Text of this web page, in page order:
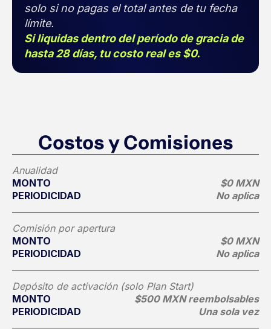
solo si no pagas el total antes de tu fecha
límite.
Si liquidas dentro del período de gracia de
hasta 28 días, tu costo real es $0.
Costos y Comisiones
Anualidad
MONTO
$0 MXN
PERIODICIDAD
No aplica
Comisión por apertura
MONTO
$0 MXN
PERIODICIDAD
No aplica
Depósito de activación (solo Plan Start)
MONTO
$500 MXN reembolsables
PERIODICIDAD
Una sola vez